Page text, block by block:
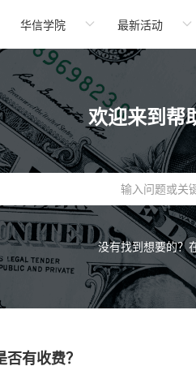
华信学院 最新活动
欢迎来到帮
没有找到想要的？
否有收费？